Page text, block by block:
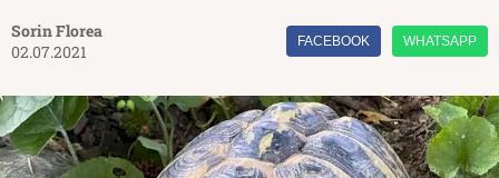
Sorin Florea
02.07.2021
FACEBOOK WHATSAPP